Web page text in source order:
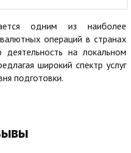
одним из наиболее
операций в странах
на локальном
широкий спектр услуг
подготовки.